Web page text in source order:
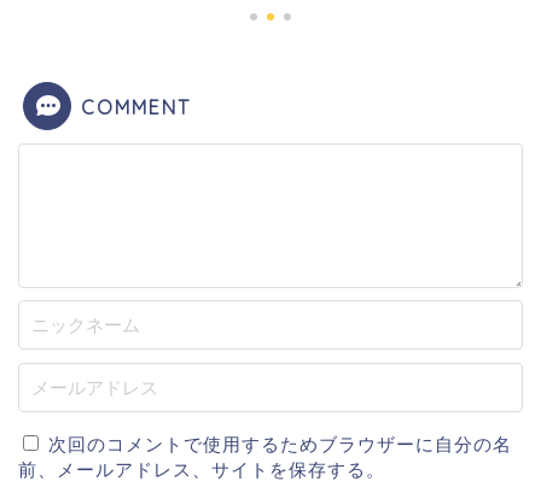
COMMENT
次回のコメントで使用するためブラウザーに自分の名
前、メールアドレス、サイトを保存する。